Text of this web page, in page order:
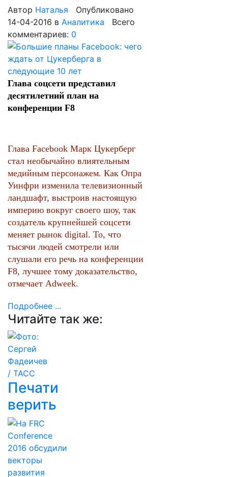
Автор Наталья
Опубликовано
14-04-2016 в Аналитика Всего
комментариев: 0
Глава соцсети представил
десятилетний план на
конференции F8
Глава Facebook Марк Цукерберг
стал необычайно влиятельным
медийным персонажем. Как Опра
Уинфри изменила телевизионный
ландшафт, выстроив настоящую
империю вокруг своего шоу, так
создатель крупнейшей соцсети
меняет рынок digital. То, что
тысячи людей смотрели или
слушали его речь на конференции
F8, лучшее тому доказательство,
отмечает Adweek.
Подробнее ...
Читайте так же:
Печати
верить